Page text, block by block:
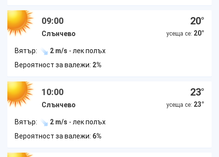
09:00
Слънчево
20°
усеща се: 20°
Вятър: 2 m/s - лек полъх
Вероятност за валежи: 2%
10:00
Слънчево
23°
усеща се: 23°
Вятър: 2 m/s - лек полъх
Вероятност за валежи: 6%